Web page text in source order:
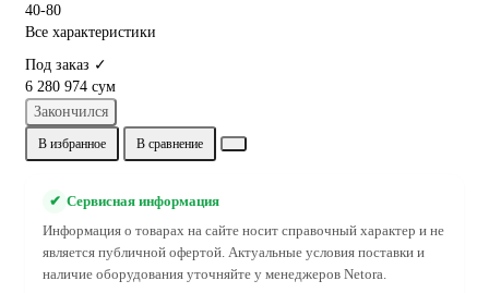
40-80
Все характеристики
Под заказ ✓
6 280 974 сум
Закончился
В избранное В сравнение
✔ Сервисная информация
Информация о товарах на сайте носит справочный характер и не
является публичной офертой. Актуальные условия поставки и
наличие оборудования уточняйте у менеджеров Netora.